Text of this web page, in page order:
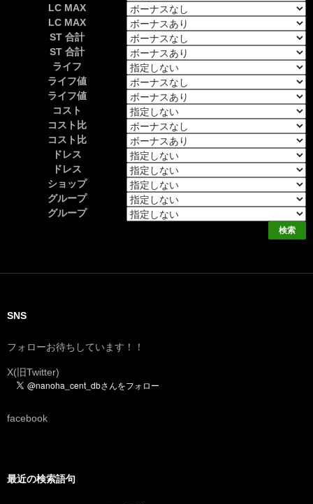
LC MAX
LC MAX
ST 合計
ST 合計
ライフ
ライフ値
ライフ値
コスト
コスト比
コスト比
ドレス
ドレス
ショップ
グループ
グループ
SNS
フォローお待ちしています！！
X(旧Twitter)
facebook
最近の検索語句